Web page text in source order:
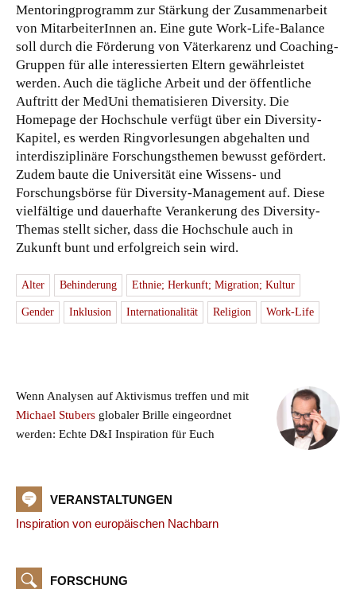
Mentoringprogramm zur Stärkung der Zusammenarbeit
von MitarbeiterInnen an. Eine gute Work-Life-Balance
soll durch die Förderung von Väterkarenz und Coaching-
Gruppen für alle interessierten Eltern gewährleistet
werden. Auch die tägliche Arbeit und der öffentliche
Auftritt der MedUni thematisieren Diversity. Die
Homepage der Hochschule verfügt über ein Diversity-
Kapitel, es werden Ringvorlesungen abgehalten und
interdisziplinäre Forschungsthemen bewusst gefördert.
Zudem baute die Universität eine Wissens- und
Forschungsbörse für Diversity-Management auf. Diese
vielfältige und dauerhafte Verankerung des Diversity-
Themas stellt sicher, dass die Hochschule auch in
Zukunft bunt und erfolgreich sein wird.
Alter Behinderung Ethnie; Herkunft; Migration; Kultur
Gender Inklusion Internationalität Religion Work-Life
Wenn Analysen auf Aktivismus treffen und mit
Michael Stubers globaler Brille eingeordnet
werden: Echte D&I Inspiration für Euch
VERANSTALTUNGEN
Inspiration von europäischen Nachbarn
FORSCHUNG